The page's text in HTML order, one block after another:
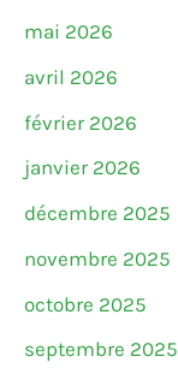
mai 2026
avril 2026
février 2026
janvier 2026
décembre 2025
novembre 2025
octobre 2025
septembre 2025